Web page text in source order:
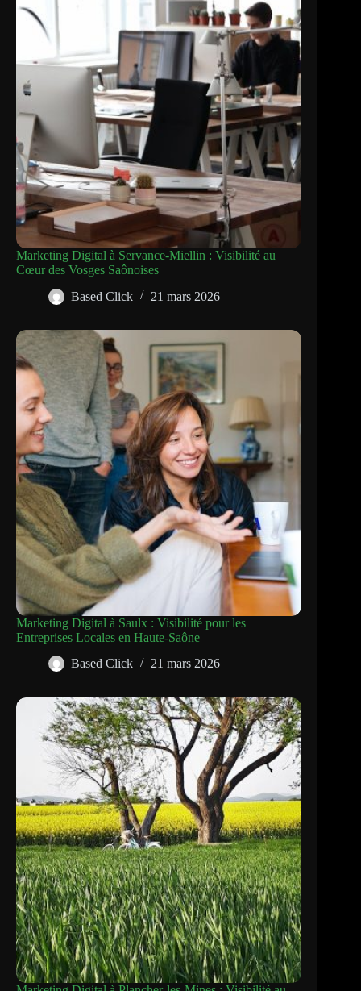
Marketing Digital à Servance-Miellin : Visibilité au
Cœur des Vosges Saônoises
Based Click
21 mars 2026
Marketing Digital à Saulx : Visibilité pour les
Entreprises Locales en Haute-Saône
Based Click
21 mars 2026